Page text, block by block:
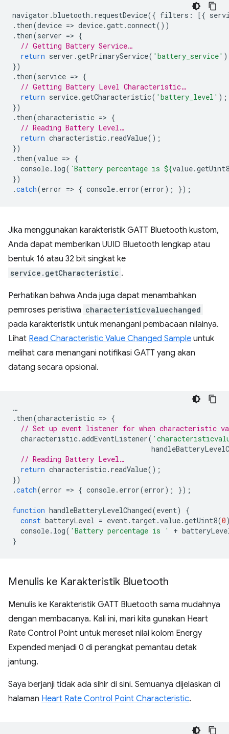
navigator .bluetooth . requestDevice({ filters : [{
. then(device => device.gatt.connect())
. then(server => {
// Getting Battery Service…
return server .getPrimaryService( 'battery_service'
})
. then(service => {
// Getting Battery Level Characteristic…
return service.getCharacteristic( 'battery_level' );
})
. then(characteristic => {
// Reading Battery Level…
return characteristic. readValue();
})
. then(value => {
console. log( `Battery percentage is ${value.getUint8
})
.catch(error => { console. error(error); });
Jika menggunakan karakteristik GATT Bluetooth kustom,
Anda dapat memberikan UUID Bluetooth lengkap atau
bentuk 16 atau 32 bit singkat ke
service.getCharacteristic .
Perhatikan bahwa Anda juga dapat menambahkan
pemroses peristiwa characteristicvaluechanged
pada karakteristik untuk menangani pembacaan nilainya.
Lihat Read Characteristic Value Changed Sample untuk
melihat cara menangani notifikasi GATT yang akan
datang secara opsional.
…
. then(characteristic => {
// Set up event listener for when characteristic
characteristic.addEventListener(
// Reading Battery Level…
return characteristic. readValue();
})
.catch(error => { console. error(error); });
function handleBatteryLevelChanged(event)
{
const batteryLevel = event. target.value.getUint8(0
console. log( 'Battery percentage is ' +
}
Menulis ke Karakteristik Bluetooth
Menulis ke Karakteristik GATT Bluetooth sama mudahnya
dengan membacanya. Kali ini, mari kita gunakan Heart
Rate Control Point untuk mereset nilai kolom Energy
Expended menjadi 0 di perangkat pemantau detak
jantung.
Saya berjanji tidak ada sihir di sini. Semuanya dijelaskan di
halaman Heart Rate Control Point Characteristic.